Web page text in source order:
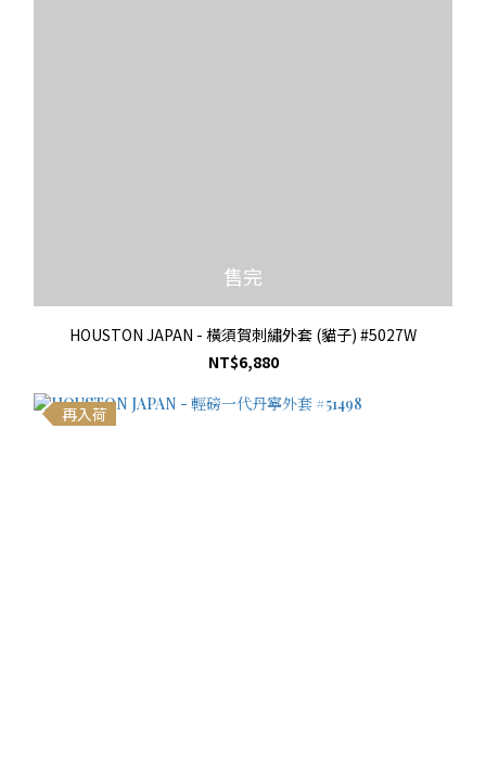
售完
HOUSTON JAPAN - 橫須賀刺繡外套 (貓子) #5027W
NT$6,880
再入荷